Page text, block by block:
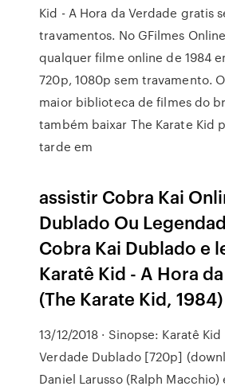
Kid - A Hora da Verdade gratis
travamentos. No GFilmes
qualquer filme online de 1984
720p, 1080p sem travamento.
maior biblioteca de filmes do
também baixar The Karate Kid
tarde em
assistir Cobra Kai
Dublado Ou
Cobra Kai Dublado e
Karatê Kid - A Hora
(The Karate Kid,
13/12/2018 · Sinopse: Karatê
Verdade Dublado [720p]
Daniel Larusso (Ralph Macchio)